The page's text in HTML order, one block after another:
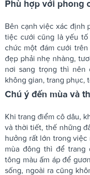
Phù hợp với phong
Bên cạnh việc xác định
tiệc cưới cũng là yếu
chức một đám cưới
đẹp phải nhẹ nhàng,
nơi sang trọng thì nên
không gian, trang phục,
Chú ý đến mùa và
Khi trang điểm cô dâu,
và thời tiết, thế những
hưởng rất lớn trong việc
mùa đông thì để trang
tông màu ấm áp để
sống, ngoài ra cũng